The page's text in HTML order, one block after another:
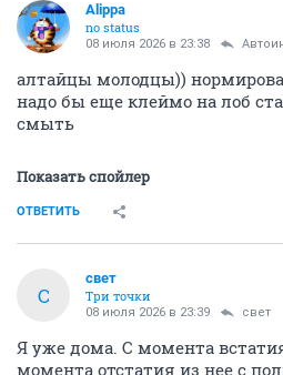
Alippa
no status
08 июля 2026 в 23:38
алтайцы молодцы))
надо бы еще клеймо на лоб
смыть
Показать спойлер
ОТВЕТИТЬ
С
свет
Три точки
08 июля 2026 в 23:39 свет
Я уже дома. С момента
момента отстатия из нее с